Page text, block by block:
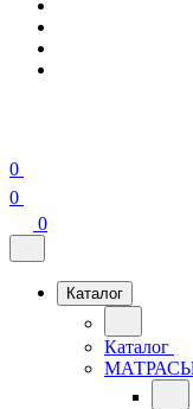
0
0
0
Каталог
Каталог